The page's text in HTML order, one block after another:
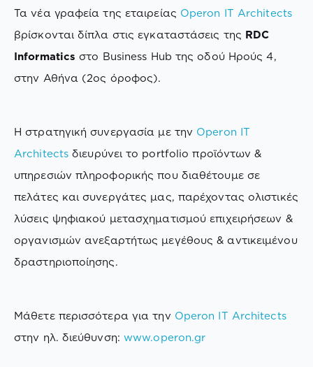
Τα νέα γραφεία της εταιρείας Operon IT Architects
βρίσκονται δίπλα στις εγκαταστάσεις της RDC
Informatics στο Business Hub της οδού Ηρούς 4,
στην Αθήνα (2ος όροφος).
Η στρατηγική συνεργασία με την Operon IT
Architects διευρύνει το portfolio προϊόντων &
υπηρεσιών πληροφορικής που διαθέτουμε σε
πελάτες και συνεργάτες μας, παρέχοντας ολιστικές
λύσεις ψηφιακού μετασχηματισμού επιχειρήσεων &
οργανισμών ανεξαρτήτως μεγέθους & αντικειμένου
δραστηριοποίησης.
Μάθετε περισσότερα για την Operon IT Architects
στην ηλ. διεύθυνση:www.operon.gr